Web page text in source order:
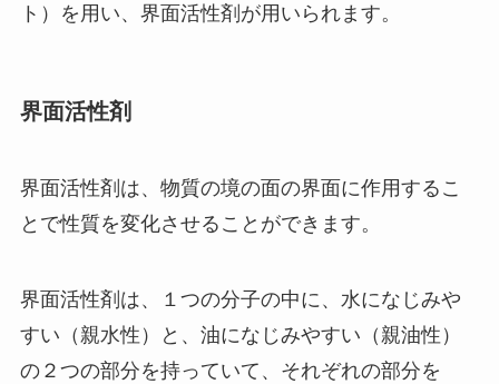
ト）を用い、界面活性剤が用いられます。
界面活性剤
界面活性剤は、物質の境の面の界面に作用するこ
とで性質を変化させることができます。
界面活性剤は、１つの分子の中に、水になじみや
すい（親水性）と、油になじみやすい（親油性）
の２つの部分を持っていて、それぞれの部分を